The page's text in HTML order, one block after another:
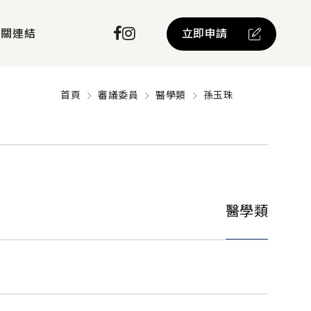
連結 立即申請
首頁 審議委員 醫學類 孫玉珠
醫學類